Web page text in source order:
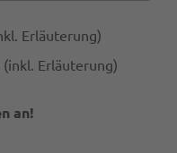
Erläuterung)
Erläuterung)
an!